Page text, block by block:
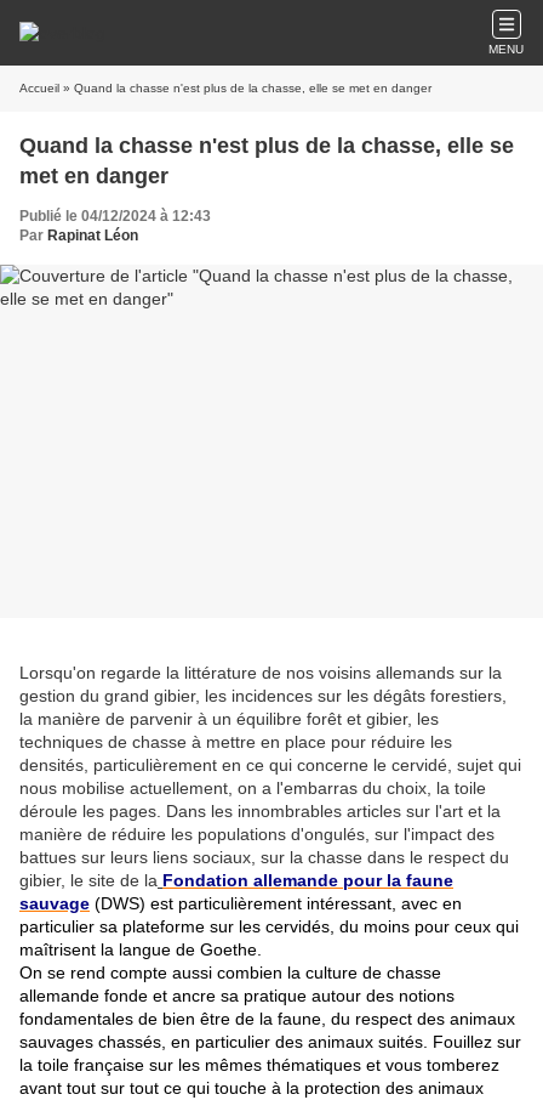
MENU
Accueil » Quand la chasse n'est plus de la chasse, elle se met en danger
Quand la chasse n'est plus de la chasse, elle se
met en danger
Publié le 04/12/2024 à 12:43
Par Rapinat Léon
Lorsqu'on regarde la littérature de nos voisins allemands sur la
gestion du grand gibier, les incidences sur les dégâts forestiers,
la manière de parvenir à un équilibre forêt et gibier, les
techniques de chasse à mettre en place pour réduire les
densités, particulièrement en ce qui concerne le cervidé, sujet qui
nous mobilise actuellement, on a l'embarras du choix, la toile
déroule les pages. Dans les innombrables articles sur l'art et la
manière de réduire les populations d'ongulés, sur l'impact des
battues sur leurs liens sociaux, sur la chasse dans le respect du
gibier, le site de la Fondation allemande pour la faune
sauvage (DWS) est particulièrement intéressant, avec en
particulier sa plateforme sur les cervidés, du moins pour ceux qui
maîtrisent la langue de Goethe.
On se rend compte aussi combien la culture de chasse
allemande fonde et ancre sa pratique autour des notions
fondamentales de bien être de la faune, du respect des animaux
sauvages chassés, en particulier des animaux suités. Fouillez sur
la toile française sur les mêmes thématiques et vous tomberez
avant tout sur tout ce qui touche à la protection des animaux